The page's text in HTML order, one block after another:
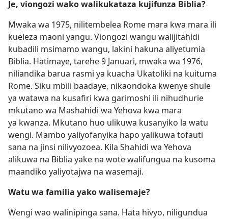
Je, viongozi wako walikukataza kujifunza Biblia?
Mwaka wa 1975, nilitembelea Rome mara kwa mara ili
kueleza maoni yangu. Viongozi wangu walijitahidi
kubadili msimamo wangu, lakini hakuna aliyetumia
Biblia. Hatimaye, tarehe 9 Januari, mwaka wa 1976,
niliandika barua rasmi ya kuacha Ukatoliki na kuituma
Rome. Siku mbili baadaye, nikaondoka kwenye shule
ya watawa na kusafiri kwa garimoshi ili nihudhurie
mkutano wa Mashahidi wa Yehova kwa mara
ya kwanza. Mkutano huo ulikuwa kusanyiko la watu
wengi. Mambo yaliyofanyika hapo yalikuwa tofauti
sana na jinsi nilivyozoea. Kila Shahidi wa Yehova
alikuwa na Biblia yake na wote walifungua na kusoma
maandiko yaliyotajwa na wasemaji.
Watu wa familia yako walisemaje?
Wengi wao walinipinga sana. Hata hivyo, niligundua